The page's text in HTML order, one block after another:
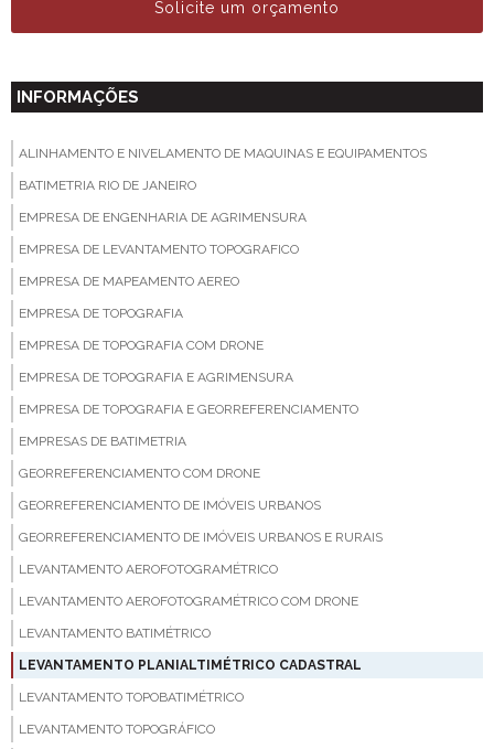
Solicite um orçamento
INFORMAÇÕES
ALINHAMENTO E NIVELAMENTO DE MAQUINAS E EQUIPAMENTOS
BATIMETRIA RIO DE JANEIRO
EMPRESA DE ENGENHARIA DE AGRIMENSURA
EMPRESA DE LEVANTAMENTO TOPOGRAFICO
EMPRESA DE MAPEAMENTO AEREO
EMPRESA DE TOPOGRAFIA
EMPRESA DE TOPOGRAFIA COM DRONE
EMPRESA DE TOPOGRAFIA E AGRIMENSURA
EMPRESA DE TOPOGRAFIA E GEORREFERENCIAMENTO
EMPRESAS DE BATIMETRIA
GEORREFERENCIAMENTO COM DRONE
GEORREFERENCIAMENTO DE IMÓVEIS URBANOS
GEORREFERENCIAMENTO DE IMÓVEIS URBANOS E RURAIS
LEVANTAMENTO AEROFOTOGRAMÉTRICO
LEVANTAMENTO AEROFOTOGRAMÉTRICO COM DRONE
LEVANTAMENTO BATIMÉTRICO
LEVANTAMENTO PLANIALTIMÉTRICO CADASTRAL
LEVANTAMENTO TOPOBATIMÉTRICO
LEVANTAMENTO TOPOGRÁFICO